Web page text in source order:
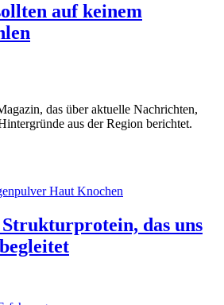
auf keinem
das über aktuelle Nachrichten,
aus der Region berichtet.
das uns